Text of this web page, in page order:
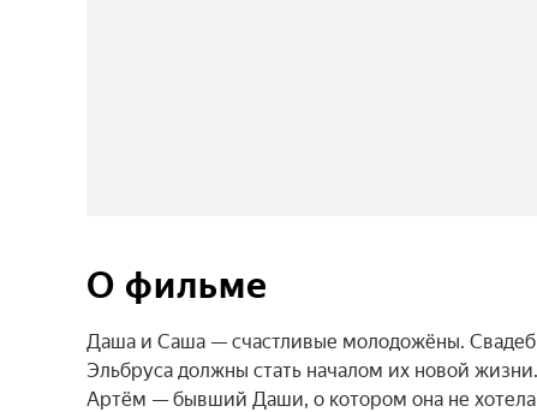
О фильме
Даша и Саша — счастливые молодожёны.
Эльбруса должны стать началом их новой
Артём — бывший Даши, о котором она не